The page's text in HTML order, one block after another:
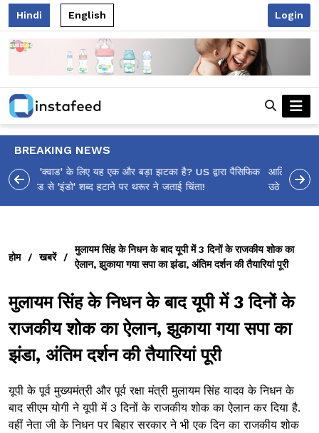
Hindi English Login
BREAKING NEWS
आलिया भट्ट का मज़ेदार 'शर्वरी कहाँ है?' पोस्ट, 'अल्फा' टीज़र पर
उठे सवालों का मज़ाकिया जवाब!
होम / खबरें /
मुलायम सिंह के निधन के बाद यूपी में 3 दिनों के राजकीय शोक का
ऐलान, झुकाया गया सपा का झंडा, अंतिम दर्शन की तैयारियां पूरी
मुलायम सिंह के निधन के बाद यूपी में 3 दिनों के
राजकीय शोक का ऐलान, झुकाया गया सपा का
झंडा, अंतिम दर्शन की तैयारियां पूरी
यूपी के पूर्व मुख्यमंत्री और पूर्व रक्षा मंत्री मुलायम सिंह यादव के निधन के
बाद सीएम योगी ने यूपी में 3 दिनों के राजकीय शोक का ऐलान कर दिया है.
वहीं नेता जी के निधन पर बिहार सरकार ने भी एक दिन का राजकीय शोक